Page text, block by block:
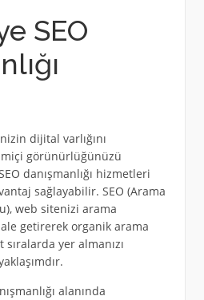
SEO
dijital varlığını
görünürlüğünüzü
danışmanlığı hizmetleri
sağlayabilir. SEO (Arama
web sitenizi arama
getirerek organik arama
yer almanızı
alanında